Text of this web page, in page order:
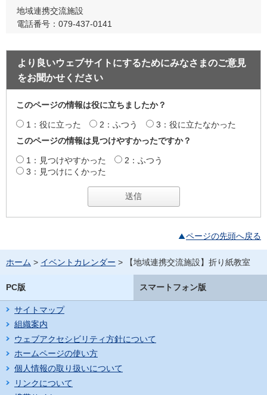
地域連携交流施設
電話番号：079-437-0141
より良いウェブサイトにするためにみなさまのご意見
をお聞かせください
このページの情報は役に立ちましたか？
1：役に立った 2：ふつう
3：役に立たなかった
このページの情報は見つけやすかったですか？
1：見つけやすかった
2：ふつう
3：見つけにくかった
ページの先頭へ戻る
ホーム > イベントカレンダー > 【地域連携交流施設】折り紙教室
PC版 スマートフォン版
サイトマップ
組織案内
ウェブアクセシビリティ方針について
ホームページの使い方
個人情報の取り扱いについて
リンクについて